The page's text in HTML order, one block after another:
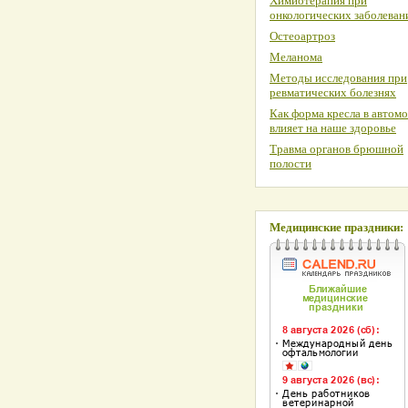
онкологических
Остеоартроз
Меланома
Методы исследования при
ревматических болезнях
Как форма кресла в
влияет на наше здоровье
Травма органов брюшной
полости
Медицинские праздники: